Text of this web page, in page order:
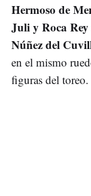
Hermoso de
Juli y Roca Rey
Núñez del
en el mismo
figuras del toreo.